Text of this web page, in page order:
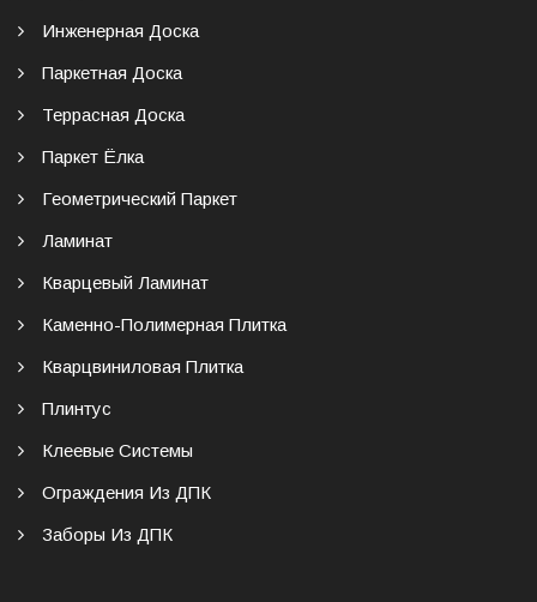
Инженерная Доска
Паркетная Доска
Террасная Доска
Паркет Ёлка
Геометрический Паркет
Ламинат
Кварцевый Ламинат
Каменно-Полимерная Плитка
Кварцвиниловая Плитка
Плинтус
Клеевые Системы
Ограждения Из ДПК
Заборы Из ДПК